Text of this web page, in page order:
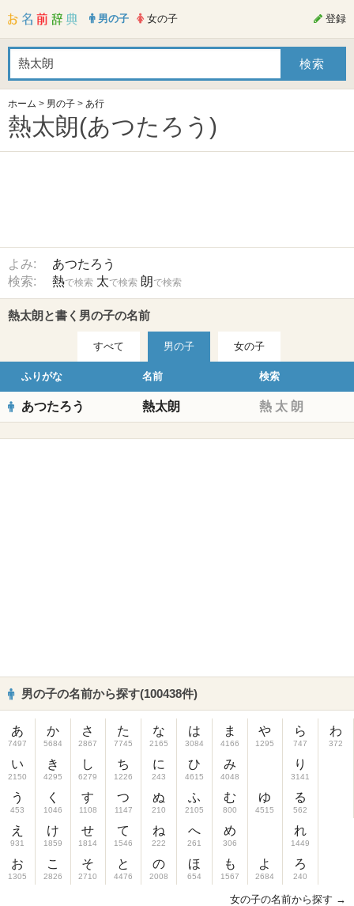
男の子 女の子 登録
ホーム > 男の子 > あ行
熱太朗(あつたろう)
よみ:
あつたろう
検索:
熱で検索 太で検索 朗で検索
熱太朗と書く男の子の名前
すべて 男の子 女の子
ふりがな 名前 検索
あつたろう 熱太朗 熱 太 朗
男の子の名前から探す(100438件)
あ
7497
い
2150
う
453
え
931
お
1305
か
5684
き
4295
く
1046
け
1859
こ
2826
さ
2867
し
6279
す
1108
せ
1814
そ
2710
た
7745
ち
1226
つ
1147
て
1546
と
4476
な
2165
に
243
ぬ
210
ね
222
の
2008
は
3084
ひ
4615
ふ
2105
へ
261
ほ
654
ま
4166
み
4048
む
800
め
306
も
1567
や
1295
ゆ
4515
よ
2684
ら
747
り
3141
る
562
れ
1449
ろ
240
わ
372
女の子の名前から探す →